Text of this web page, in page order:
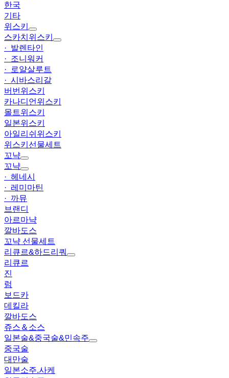
한국
기타
위스키
스카치위스키
· 발렌타인
· 조니워커
· 로얄살루트
· 시바스리갈
버번위스키
카나디언위스키
몰트위스키
일본위스키
아일리쉬위스키
위스키선물세트
꼬냑
꼬냑
· 헤네시
· 레미마틴
· 까뮤
브랜디
아르마냑
깔바도스
꼬냑 선물세트
리큐르&하드리쿼
리큐르
진
럼
보드카
데킬라
깔바도스
쥬스＆소스
일본술&중국술&민속주
중국술
대만술
일본소주.사케